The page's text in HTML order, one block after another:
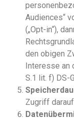
Audiences“
(„Opt-in“),
den obigen
Interesse an
S.1 lit. f) DS-
Zugriff